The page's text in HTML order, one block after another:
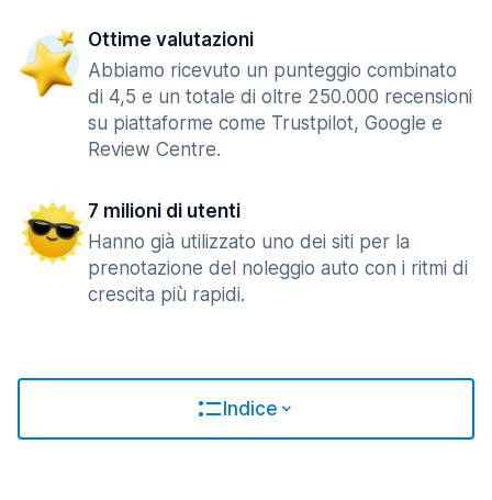
Ottime valutazioni
Abbiamo ricevuto un punteggio combinato
di 4,5 e un totale di oltre 250.000 recensioni
su piattaforme come Trustpilot, Google e
Review Centre.
7 milioni di utenti
Hanno già utilizzato uno dei siti per la
prenotazione del noleggio auto con i ritmi di
crescita più rapidi.
Indice